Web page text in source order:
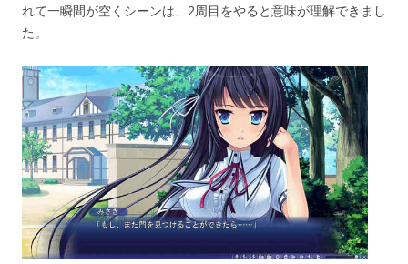
れて一瞬間が空くシーンは、2周目をやると意味が理解できまし
た。